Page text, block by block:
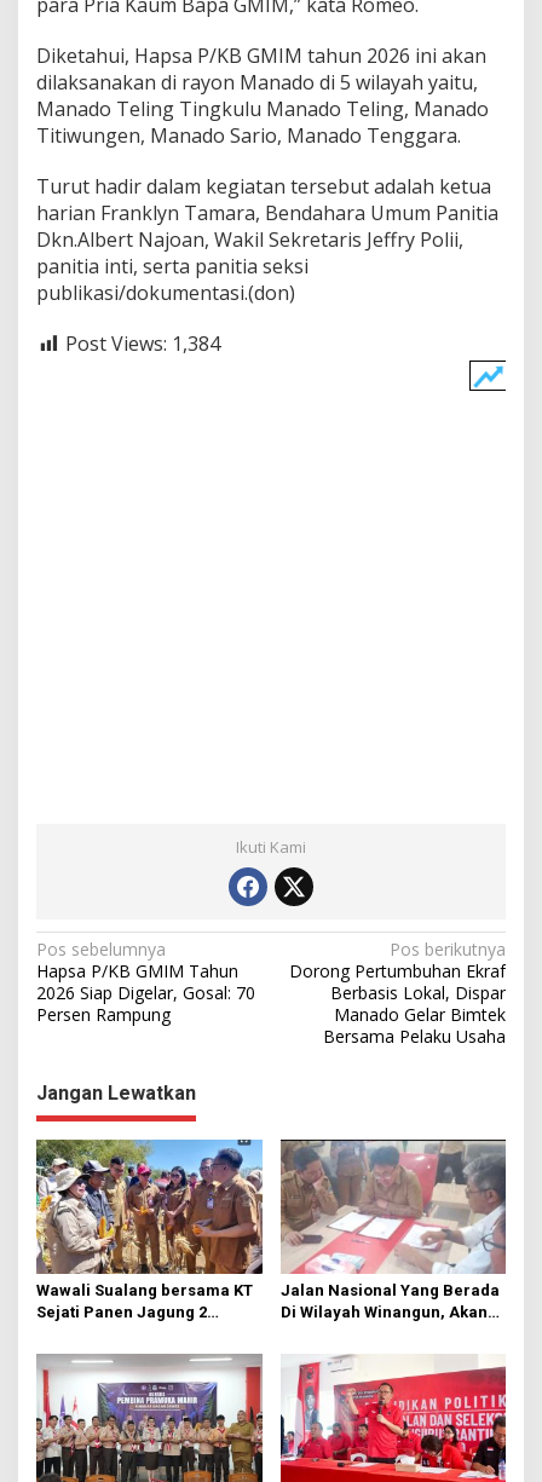
Diketahui, Hapsa P/KB GMIM tahun 2026 ini akan
dilaksanakan di rayon Manado di 5 wilayah yaitu,
Manado Teling Tingkulu Manado Teling, Manado
Titiwungen, Manado Sario, Manado Tenggara.
Turut hadir dalam kegiatan tersebut adalah ketua
harian Franklyn Tamara, Bendahara Umum Panitia
Dkn.Albert Najoan, Wakil Sekretaris Jeffry Polii,
panitia inti, serta panitia seksi
publikasi/dokumentasi.(don)
Post Views: 1,384
Ikuti Kami
N
a
v
g
a
s
i
p
o
s
Pos sebelumnya
Hapsa P/KB GMIM Tahun
2026 Siap Digelar, Gosal: 70
Persen Rampung
Pos berikutnya
Dorong Pertumbuhan Ekraf
Berbasis Lokal, Dispar
Manado Gelar Bimtek
Bersama Pelaku Usaha
Jangan Lewatkan
Wawali Sualang bersama KT
Sejati Panen Jagung 2
Jalan Nasional Yang Berada
Di Wilayah Winangun, Akan